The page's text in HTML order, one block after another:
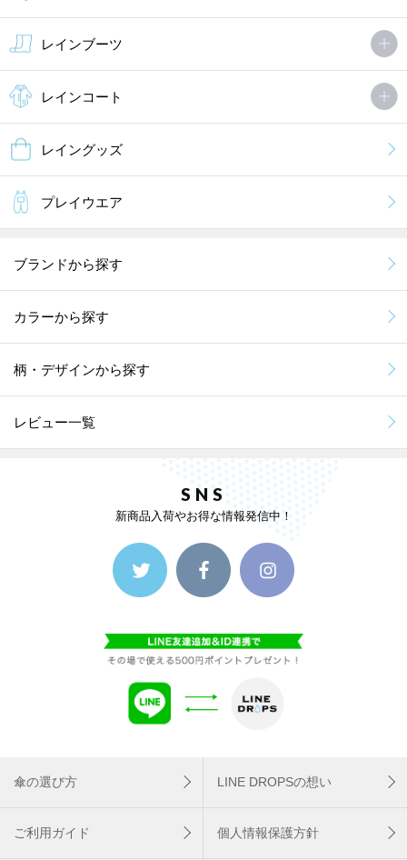
レインブーツ
レインコート
レイングッズ
プレイウエア
ブランドから探す
カラーから探す
柄・デザインから探す
レビュー一覧
SNS
新商品入荷やお得な情報発信中！
傘の選び方 LINE DROPSの想い
ご利用ガイド 個人情報保護方針